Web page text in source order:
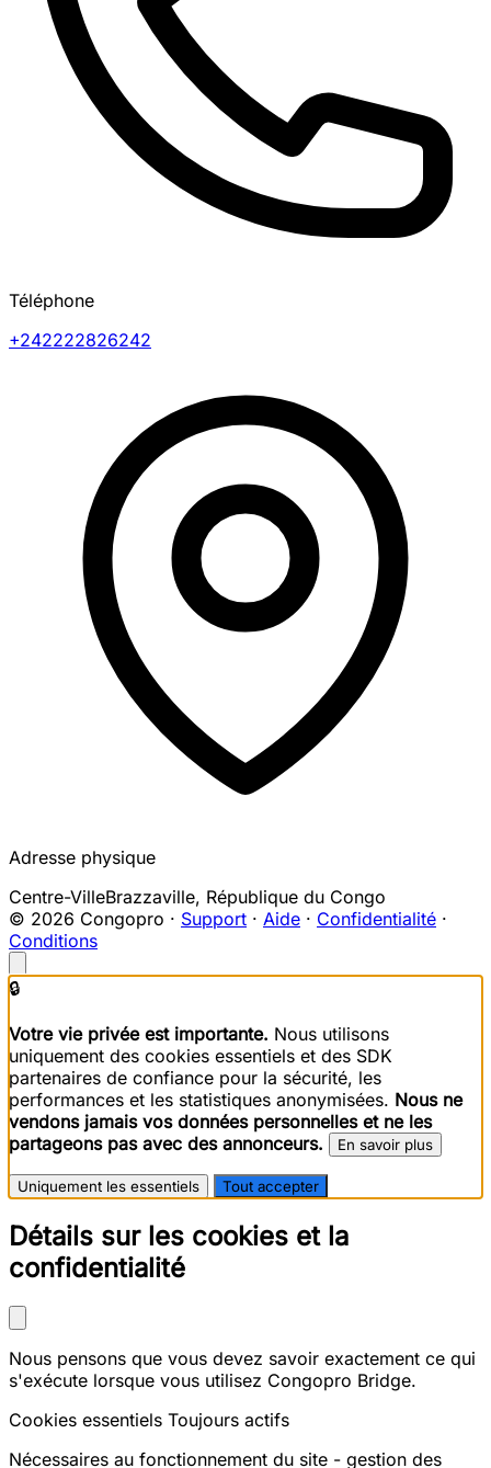
Téléphone
+242222826242
Adresse physique
Centre-VilleBrazzaville, République du Congo
© 2026 Congopro · Support · Aide · Confidentialité ·
Conditions
🔒
Votre vie privée est importante. Nous utilisons
uniquement des cookies essentiels et des SDK
partenaires de confiance pour la sécurité, les
performances et les statistiques anonymisées. Nous ne
vendons jamais vos données personnelles et ne les
partageons pas avec des annonceurs.
En savoir plus
Uniquement les essentiels Tout accepter
Détails sur les cookies et la
confidentialité
Nous pensons que vous devez savoir exactement ce qui
s'exécute lorsque vous utilisez Congopro Bridge.
Cookies essentiels Toujours actifs
Nécessaires au fonctionnement du site - gestion des